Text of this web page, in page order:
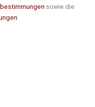
sowie die